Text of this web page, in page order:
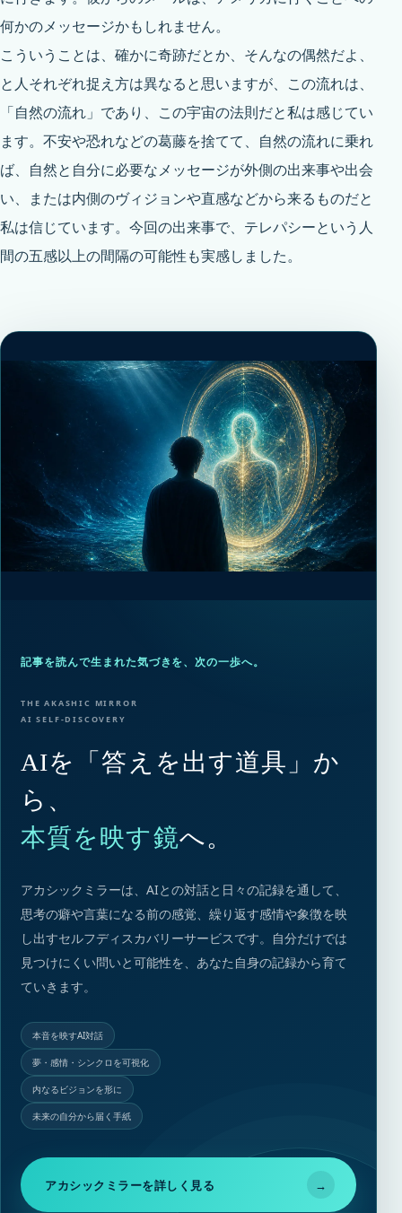
何かのメッセージかもしれません。
こういうことは、確かに奇跡だとか、そんなの偶然だよ、
と人それぞれ捉え方は異なると思いますが、この流れは、
「自然の流れ」であり、この宇宙の法則だと私は感じてい
ます。不安や恐れなどの葛藤を捨てて、自然の流れに乗れ
ば、自然と自分に必要なメッセージが外側の出来事や出会
い、または内側のヴィジョンや直感などから来るものだと
私は信じています。今回の出来事で、テレパシーという人
間の五感以上の間隔の可能性も実感しました。
記事を読んで生まれた気づきを、次の一歩へ。
THE AKASHIC MIRROR
AI SELF-DISCOVERY
AIを「答えを出す道具」か
ら、
本質を映す鏡へ。
アカシックミラーは、AIとの対話と日々の記録を通して、
思考の癖や言葉になる前の感覚、繰り返す感情や象徴を映
し出すセルフディスカバリーサービスです。自分だけでは
見つけにくい問いと可能性を、あなた自身の記録から育て
ていきます。
本音を映すAI対話
夢・感情・シンクロを可視化
内なるビジョンを形に
未来の自分から届く手紙
アカシックミラーを詳しく見る →